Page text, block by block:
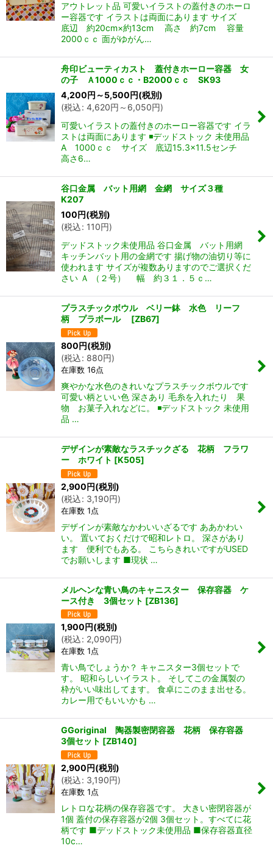
アウトレット品 可愛いイラストの蓋付きのホーロ
ー容器です イラストは両面にあります サイズ
底辺 約20cm×約13cm 高さ 約7cm 容量
2000ｃｃ 面がゆがん…
舟印ビューティカスト 蓋付きホーロー容器 女
の子 Ａ1000ｃｃ・B2000ｃｃ SK93
4,200円 ～5,500円(税別)
(税込: 4,620円 ～6,050円)
可愛いイラストの蓋付きのホーロー容器です イラ
ストは両面にあります ◾️デッドストック 未使用品
A 1000ｃｃ サイズ 底辺15.3×11.5センチ
高さ6…
谷口金属 バット用網 金網 サイズ３種
K207
100円(税別)
(税込: 110円)
デッドストック未使用品 谷口金属 バット用網
キッチンバット用の金網です 揚げ物の油切り等に
使われます サイズが複数ありますのでご選択くだ
さい Ａ （２号） 幅 約３１．５ｃ…
プラスチックボウル ベリー鉢 水色 リーフ
柄 プラボール
[ZB67]
800円(税別)
(税込: 880円)
在庫数 16点
爽やかな水色のきれいなプラスチックボウルです
可愛い柄といい色 深さあり 毛糸を入れたり 果
物 お菓子入れなどに。 ◾️デッドストック 未使用
品 …
デザインが素敵なラスチックざる 花柄 フラワ
ー ホワイト [K505]
2,900円(税別)
(税込: 3,190円)
在庫数 1点
デザインが素敵なかわいいざるです ああかわい
い。 置いておくだけで昭和レトロ。 深さがあり
ます 便利でもある。 こちらきれいですがUSED
でお願いします ■現状 …
メルヘンな青い鳥のキャニスター 保存容器 ケ
ース付き 3個セット [ZB136]
1,900円(税別)
(税込: 2,090円)
在庫数 1点
青い鳥でしょうか？ キャニスター3個セットで
す。 昭和らしいイラスト。 そしてこの金属製の
枠がいい味出してます。 食卓にこのまま出せる。
カレー用でもいいかも …
GGoriginal 陶器製密閉容器 花柄 保存容器
3個セット [ZB140]
2,900円(税別)
(税込: 3,190円)
在庫数 1点
レトロな花柄の保存容器です。 大きい密閉容器が
1個 蓋付の保存容器が2個 3個セット。すべてに花
柄です ■デッドストック未使用品 ■保存容器直径
10c…